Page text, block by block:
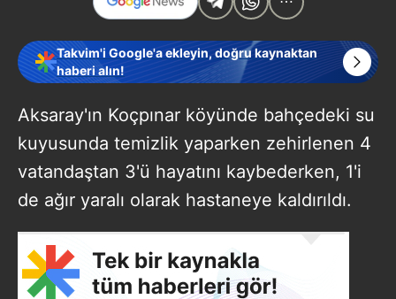
Takvim'i Google'a ekleyin, doğru kaynaktan
haberi alın!
Aksaray'ın Koçpınar köyünde bahçedeki su
kuyusunda temizlik yaparken zehirlenen 4
vatandaştan 3'ü hayatını kaybederken, 1'i
de ağır yaralı olarak hastaneye kaldırıldı.